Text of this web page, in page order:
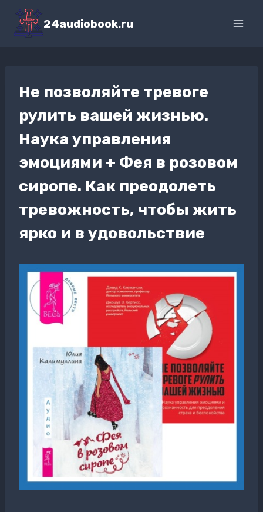
Перейти
содержимому
24audiobook.ru
Не позволяйте тревоге
рулить вашей жизнью.
Наука управления
эмоциями + Фея в розовом
сиропе. Как преодолеть
тревожность, чтобы жить
ярко и в удовольствие